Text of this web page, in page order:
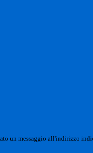
un messaggio all'indirizzo